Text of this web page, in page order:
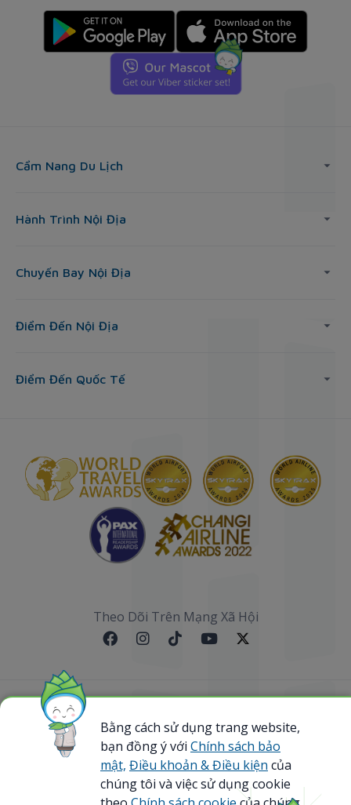
Cẩm Nang Du Lịch
Hành Trình Nội Địa
Chuyến Bay Nội Địa
Điểm Đến Nội Địa
Điểm Đến Quốc Tế
Theo Dõi Trên Mạng Xã Hội
Sơ đồ website
@ 2023 Bamboo Airways Copyright. All Rights
Reserved.
Business Registration Code: 0107867370
Bằng cách sử dụng trang website,
bạn đồng ý với Chính sách bảo
mật, Điều khoản & Điều kiện của
chúng tôi và việc sử dụng cookie